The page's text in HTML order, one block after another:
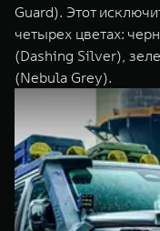
Guard). Этот
четырех цветах:
(Dashing Silver),
(Nebula Grey).